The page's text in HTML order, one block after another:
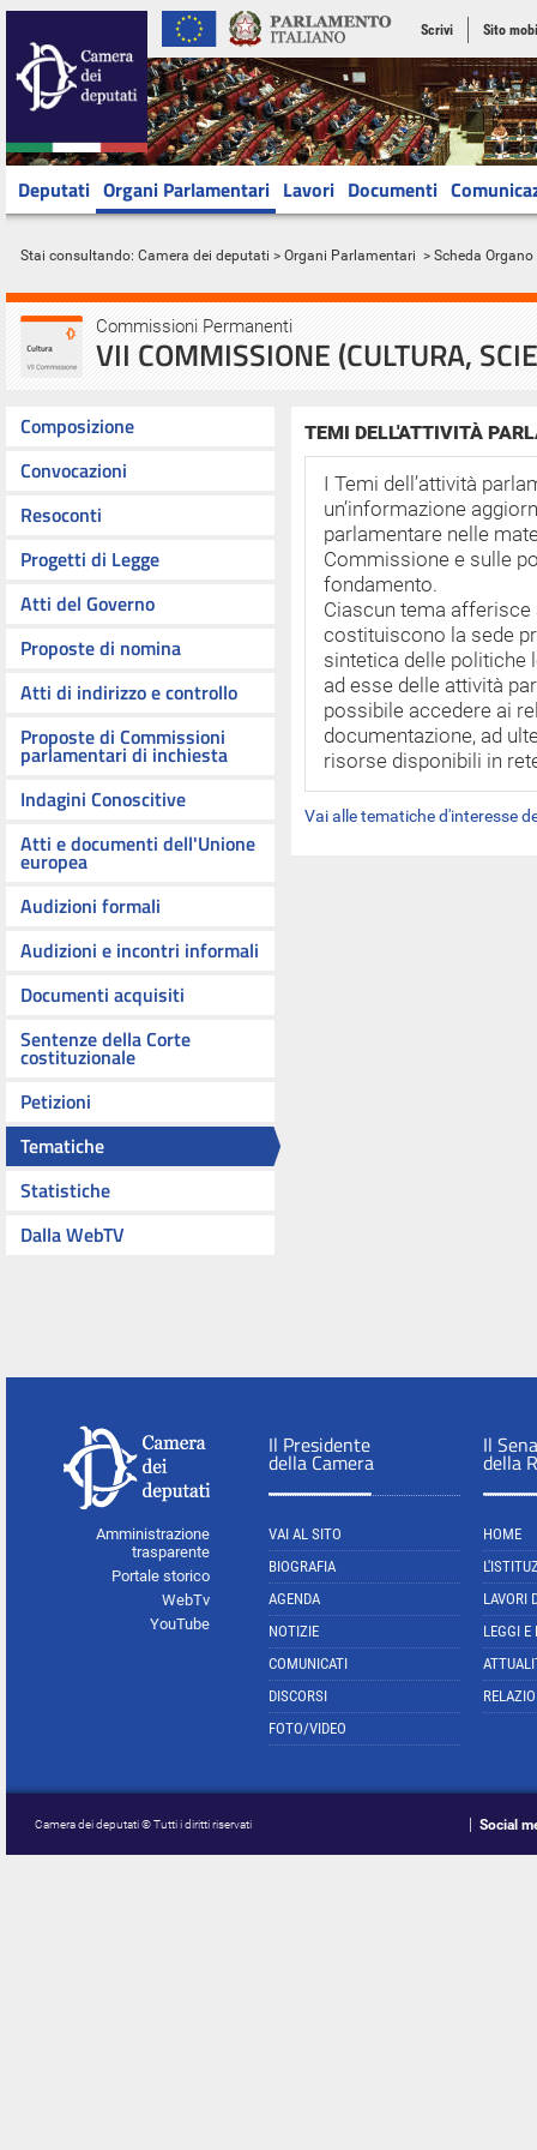
Scrivi Sito
Deputati Organi Parlamentari Lavori Documenti
Stai consultando: Camera dei deputati > Organi Parlamentari > Scheda Organo
Commissioni Permanenti
VII COMMISSIONE (CULTURA,
Composizione
Convocazioni
Resoconti
Progetti di Legge
Atti del Governo
Proposte di nomina
Atti di indirizzo e controllo
Proposte di Commissioni
parlamentari di inchiesta
Indagini Conoscitive
Atti e documenti dell'Unione
europea
Audizioni formali
Audizioni e incontri informali
Documenti acquisiti
Sentenze della Corte
costituzionale
Petizioni
Tematiche
Statistiche
Dalla WebTV
TEMI DELL'ATTIVITÀ
I Temi dell’attività
un’informazione
parlamentare nelle
Commissione e sulle
fondamento.
Ciascun tema afferisce
costituiscono la sede
sintetica delle politiche
ad esse delle attività
possibile accedere ai
documentazione, ad
risorse disponibili in
Vai alle tematiche d'interesse
Amministrazione
trasparente
Portale storico
WebTv
YouTube
Il Presidente
della Camera
VAI AL SITO
BIOGRAFIA
AGENDA
NOTIZIE
COMUNICATI
DISCORSI
FOTO/VIDEO
Il
della
HOME
LAVORI
LEGGI E
Camera dei deputati © Tutti i diritti riservati Social